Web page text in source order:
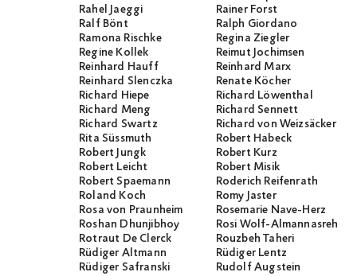
Rahel Jaeggi
Rainer Forst
Ralf Bönt
Ralph Giordano
Ramona Rischke
Regina Ziegler
Regine Kollek
Reimut Jochimsen
Reinhard Hauff
Reinhard Marx
Reinhard Slenczka
Renate Köcher
Richard Hiepe
Richard Löwenthal
Richard Meng
Richard Sennett
Richard Swartz
Richard von Weizsäcker
Rita Süssmuth
Robert Habeck
Robert Jungk
Robert Kurz
Robert Leicht
Robert Misik
Robert Spaemann
Roderich Reifenrath
Roland Koch
Romy Jaster
Rosa von Praunheim
Rosemarie Nave-Herz
Roshan Dhunjibhoy
Rosi Wolf-Almannasreh
Rotraut De Clerck
Rouzbeh Taheri
Rüdiger Altmann
Rüdiger Lentz
Rüdiger Safranski
Rudolf Augstein